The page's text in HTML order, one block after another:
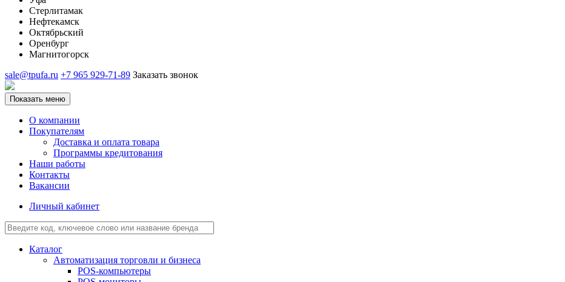
Стерлитамак
Нефтекамск
Октябрьский
Оренбург
Магнитогорск
sale@tpufa.ru +7 965 929-71-89 Заказать звонок
Показать меню
О компании
Покупателям
Доставка и оплата товара
Программы кредитования
Наши работы
Контакты
Вакансии
Личный кабинет
Каталог
Автоматизация торговли и бизнеса
POS-компьютеры